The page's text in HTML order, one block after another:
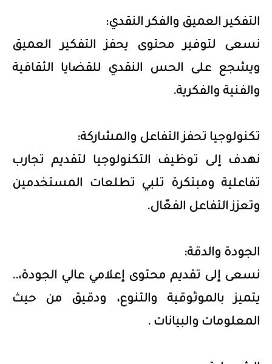
التفكير العميق والفكر النقدي:
نسعى لتوفير محتوى يحفز التفكير العميق
ويشجع على الحس النقدي للقضايا الثقافية
والفنية والفكرية.
تكنولوجيا تحفز التفاعل والمشاركة:
نهدف إلى توظيف التكنولوجيا لتقديم تجارب
تفاعلية ومبتكرة تلبي تطلعات المستخدمين
وتعزز التفاعل الفعّال.
الجودة والدقة:
نسعى إلى تقديم محتوى إعلامي عالي الجودة،..
يتميز بالموثوقية والتنوع، ودقيق من حيث
المعلومات والبيانات .